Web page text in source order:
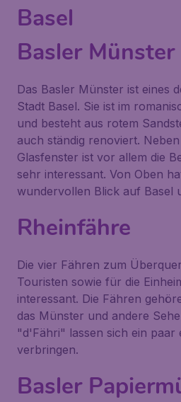
Basel
Basler Münster
Das Basler Münster ist eines
Stadt Basel. Sie ist im
und besteht aus rotem
auch ständig renoviert.
Glasfenster ist vor allem die
sehr interessant. Von Oben
wundervollen Blick auf Basel
Rheinfähre
Die vier Fähren zum
Touristen sowie für die
interessant. Die Fähren
das Münster und andere
"d'Fähri" lassen sich ein paar
verbringen.
Basler